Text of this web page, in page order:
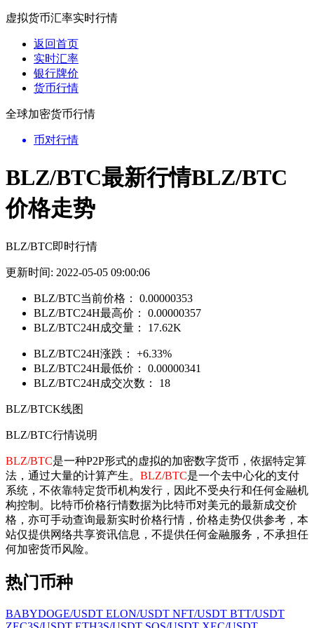
虚拟货币汇率实时行情
返回首页
实时汇率
银行牌价
货币行情
全球加密货币行情
币对行情
BLZ/BTC最新行情BLZ/BTC
价格走势
BLZ/BTC即时行情
更新时间: 2022-05-05 09:00:06
BLZ/BTC当前价格：
0.00000353
BLZ/BTC24H最高价：
0.00000357
BLZ/BTC24H成交量：
17.62K
BLZ/BTC24H涨跌：
+6.33%
BLZ/BTC24H最低价：
0.00000341
BLZ/BTC24H成交次数：
18
BLZ/BTCK线图
BLZ/BTC行情说明
BLZ/BTC是一种P2P形式的虚拟的加密数字货币，依据特定算
法，通过大量的计算产生。 BLZ/BTC是一个去中心化的支付
系统，不依靠特定货币机构发行，因此不受央行和任何金融机
构控制。比特币价格行情数据为比特币对美元的最新成交价
格，亦可手动查询最新实时价格行情，价格走势仅供参考，本
站仅提供网络共享资讯信息，不提供任何金融服务，不承担任
何加密货币风险。
热门币种
BABYDOGE/USDT ELON/USDT NFT/USDT BTT/USDT